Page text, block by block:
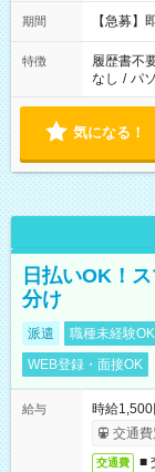
期間 【急募
特徴 履歴書不
なし / パ
気になる！
日払いOK！
分け
派遣 職種未経験OK
WEB登録・面接OK
給与
時給
交通費
交通費 ■